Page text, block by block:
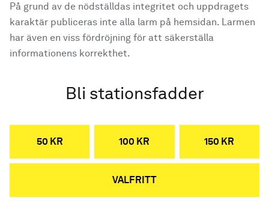
På grund av de nödställdas integritet och uppdragets
karaktär publiceras inte alla larm på hemsidan. Larmen
har även en viss fördröjning för att säkerställa
informationens korrekthet.
Bli stationsfadder
50 KR 100 KR 150 KR
VALFRITT